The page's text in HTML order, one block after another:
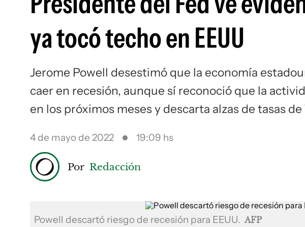
ya tocó techo en EEUU
Jerome Powell desestimó que la economía
caer en recesión, aunque sí reconoció que la
en los próximos meses y descarta alzas de tasas
4 de mayo de 2022 19:09 hs
Por Redacción
Powell descartó riesgo de recesión para EEUU. AFP